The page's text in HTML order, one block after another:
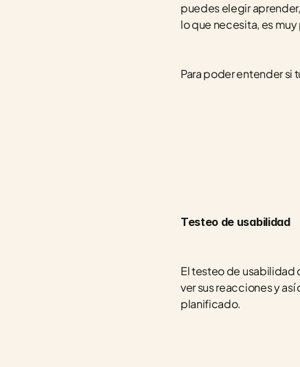
puedes elegir
lo que necesita, es
Para poder entender si
Testeo de usabilidad
El testeo de usabilidad
ver sus reacciones y
planificado.